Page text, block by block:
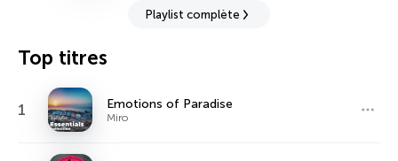
Playlist complète
Top titres
1 Emotions of Paradise
Miro